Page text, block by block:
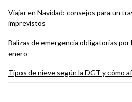
Viajar en Navidad: consejos para un
imprevistos
Balizas de emergencia obligatorias
enero
Tipos de nieve según la DGT y cómo